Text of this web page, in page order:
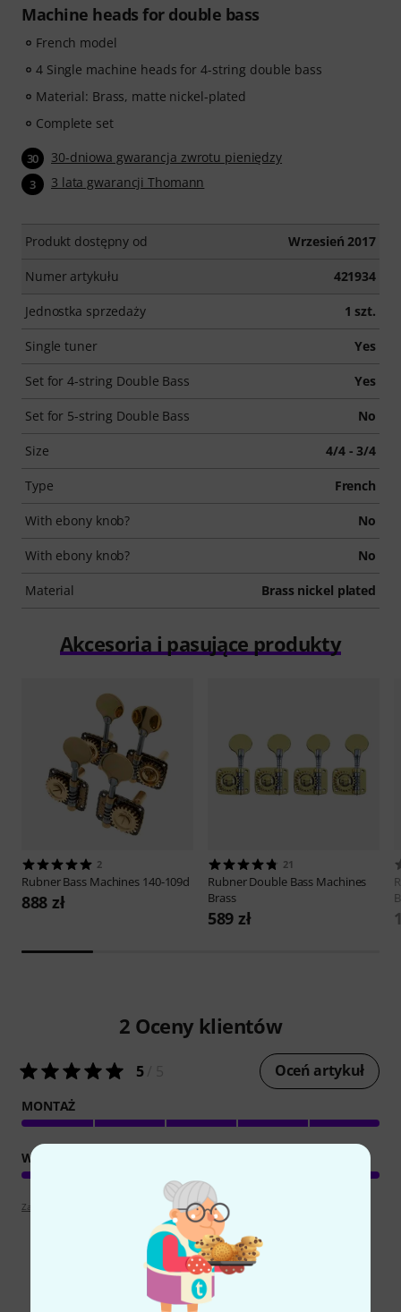
Machine heads for double bass
French model
4 Single machine heads for 4-string double bass
Material: Brass, matte nickel-plated
Complete set
30 30-dniowa gwarancja zwrotu pieniędzy
3 3 lata gwarancji Thomann
Produkt dostępny od Wrzesień 2017
Numer artykułu 421934
Jednostka sprzedaży 1 szt.
Single tuner Yes
Set for 4-string Double Bass Yes
Set for 5-string Double Bass No
Size 4/4 - 3/4
Type French
With ebony knob? No
With ebony knob? No
Material Brass nickel plated
Akcesoria i pasujące produkty
2
RubnerBass Machines 140-109d
888 zł
21
RubnerDouble Bass Machines
Brass
589 zł
2 Oceny klientów
5/ 5 Oceń artykuł
MONTAŻ
WYKOŃCZENIE
Zapoznaj się z wytyczymi
Porównaj opcje